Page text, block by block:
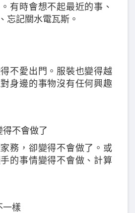
有時會想不起最近的事、
忘記關水電瓦斯。
不愛出門。服裝也變得越
身邊的事物沒有任何興趣
不會做了
務，卻變得不會做了。或
的事情變得不會做、計算
一樣